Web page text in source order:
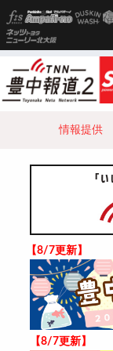
情報提供
【8/7更新】
【8/7更新】